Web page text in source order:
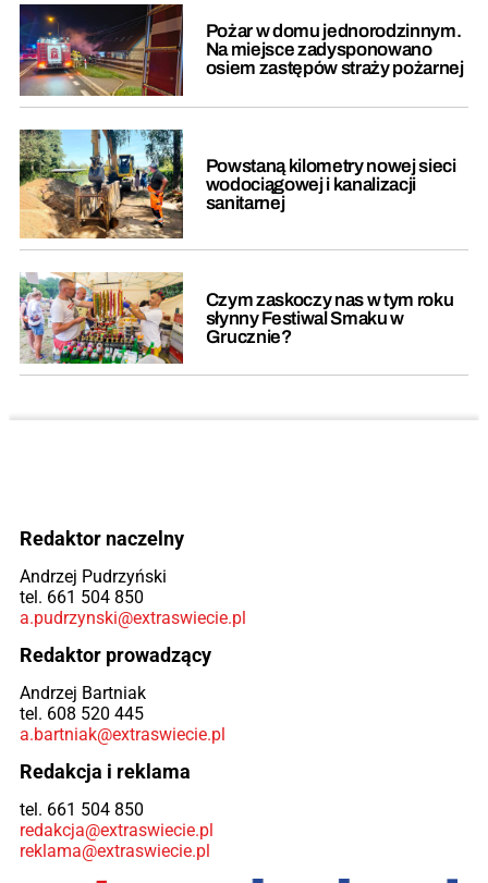
Pożar w domu jednorodzinnym.
Na miejsce zadysponowano
osiem zastępów straży pożarnej
Powstaną kilometry nowej sieci
wodociągowej i kanalizacji
sanitarnej
Czym zaskoczy nas w tym roku
słynny Festiwal Smaku w
Grucznie?
Redaktor naczelny
Andrzej Pudrzyński
tel. 661 504 850
a.pudrzynski@extraswiecie.pl
Redaktor prowadzący
Andrzej Bartniak
tel. 608 520 445
a.bartniak@extraswiecie.pl
Redakcja i reklama
tel. 661 504 850
redakcja@extraswiecie.pl
reklama@extraswiecie.pl